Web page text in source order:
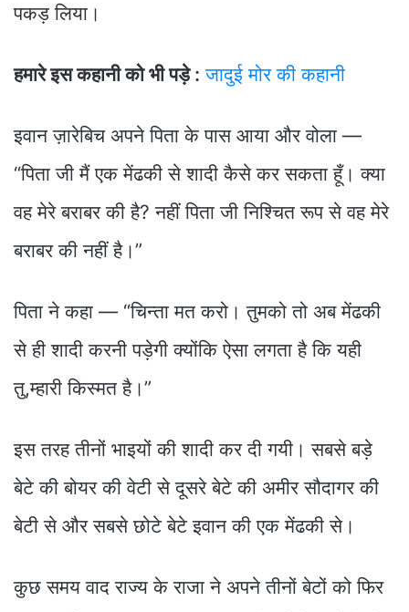
पकड़ लिया।
हमारे इस कहानी को भी पड़े : जादुई मोर की कहानी
इवान ज़ारेबिच अपने पिता के पास आया और वोला —
“पिता जी मैं एक मेंढकी से शादी कैसे कर सकता हूँ। क्या
वह मेरे बराबर की है? नहीं पिता जी निश्चित रूप से वह मेरे
बराबर की नहीं है।”
पिता ने कहा — “चिन्ता मत करो। तुमको तो अब मेंढकी
से ही शादी करनी पड़ेगी क्योंकि ऐसा लगता है कि यही
तु,म्हारी किस्मत है।”
इस तरह तीनों भाइयों की शादी कर दी गयी। सबसे बड़े
बेटे की बोयर की वेटी से दूसरे बेटे की अमीर सौदागर की
बेटी से और सबसे छोटे बेटे इवान की एक मेंढकी से।
कुछ समय वाद राज्य के राजा ने अपने तीनों बेटों को फिर